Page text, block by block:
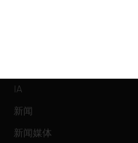
IA
新闻
新闻媒体